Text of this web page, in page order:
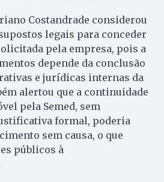
Costandrade considerou
legais para conceder
pela empresa, pois a
depende da conclusão
e jurídicas internas da
alertou que a continuidade
pela Semed, sem
formal, poderia
sem causa, o que
públicos à